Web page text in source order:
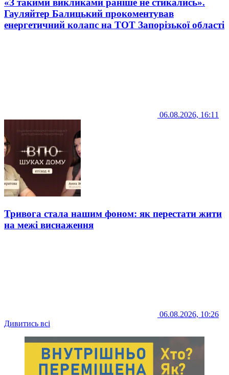
«З такими викликами раніше не стикались».
Гауляйтер Балицький прокоментував
енергетичний колапс на ТОТ Запорізької області
06.08.2026, 16:11
Тривога стала нашим фоном: як перестати жити
на межі виснаження
06.08.2026, 10:26
Дивитись всі